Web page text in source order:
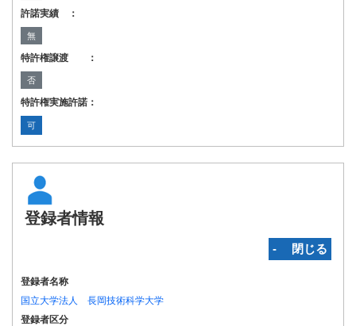
許諾実績 ：
無
特許権譲渡 ：
否
特許権実施許諾：
可
登録者情報
‐ 閉じる
登録者名称
国立大学法人 長岡技術科学大学
登録者区分